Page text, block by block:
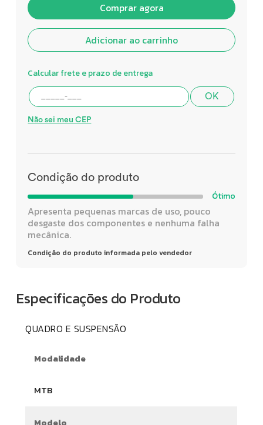
Comprar agora
Adicionar ao carrinho
Calcular frete e prazo de entrega
OK
Não sei meu CEP
Condição do produto
Ótimo
Apresenta pequenas marcas de uso, pouco
desgaste dos componentes e nenhuma falha
mecânica.
Condição do produto informada pelo vendedor
Especificações do Produto
QUADRO E SUSPENSÃO
Modalidade
MTB